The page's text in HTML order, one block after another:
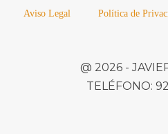
Aviso Legal Política de
@ 2026 -
TELÉFONO: